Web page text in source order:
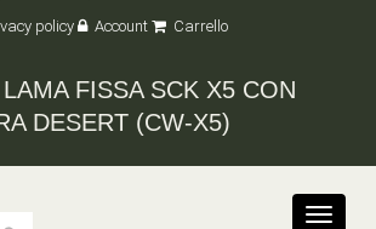
policy Account Carrello
FISSA SCK X5 CON
DESERT (CW-X5)
Toggle